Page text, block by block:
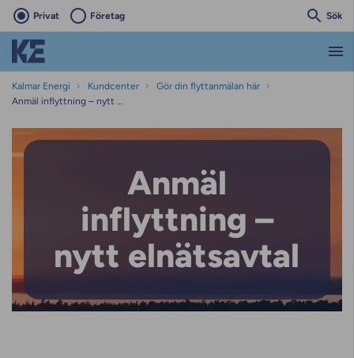
Privat Företag Sök
Kalmar Energi Kundcenter
Gör din flyttanmälan här
Anmäl inflyttning – nytt elnätsavtal
Anmäl
inflyttning –
nytt elnätsavtal